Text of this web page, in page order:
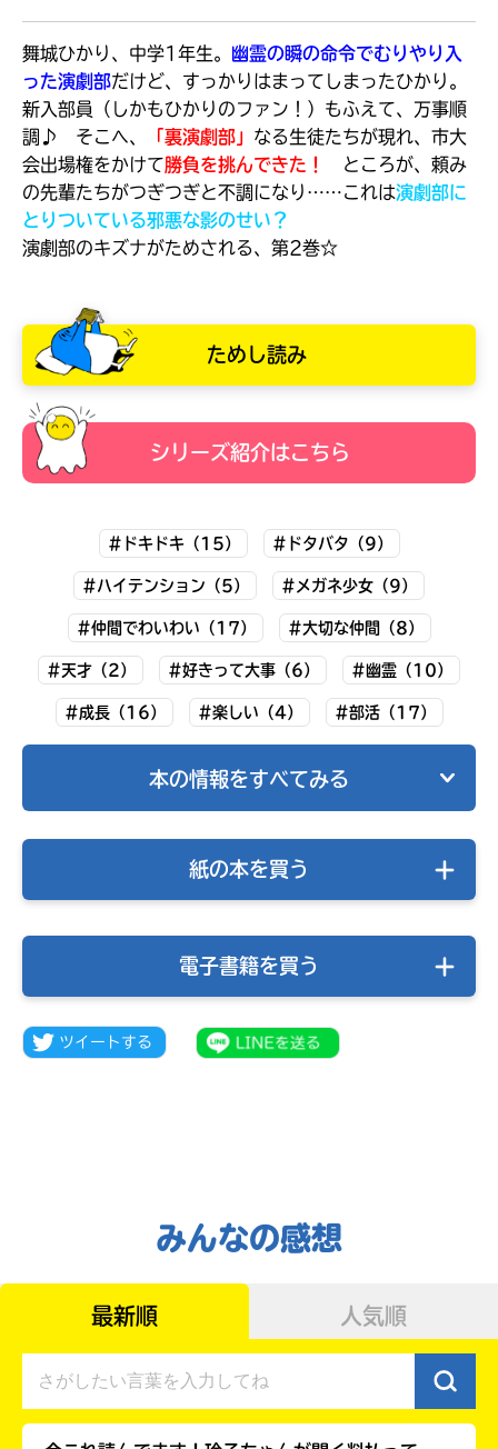
本を飛び出して
みんなとおしゃべり
大人気
出会える
キミノラジオ配信中！
舞城ひかり、中学1年生。
幽霊の瞬の命令でむりやり入
った演劇部だけど、すっかりはまってしまったひかり。
新入部員（しかもひかりのファン！）もふえて、万事順
調♪ そこへ、
「裏演劇部」 なる生徒たちが現れ、市大
会出場権をかけて勝負を挑んできた！
ところが、頼み
の先輩たちがつぎつぎと不調になり……これは演劇部に
とりついている邪悪な影のせい？
演劇部のキズナがためされる、第2巻☆
ためし読み
シリーズ紹介はこちら
#ドキドキ（15） #ドタバタ（9）
#ハイテンション（5） #メガネ少女（9）
#仲間でわいわい（17） #大切な仲間（8）
#天才（2） #好きって大事（6） #幽霊（10）
#成長（16） #楽しい（4） #部活（17）
本の情報をすべてみる
紙の本を買う
電子書籍を買う
みんなの感想
最新順 人気順